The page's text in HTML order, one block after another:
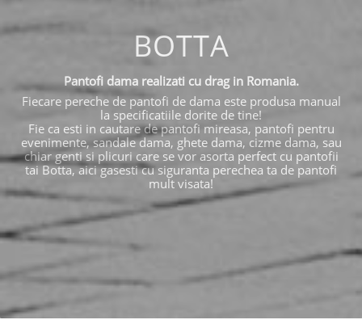
BOTTA
Pantofi dama realizati cu drag in Romania.
Fiecare pereche de pantofi de dama este produsa manual
la specificatiile dorite de tine!
Fie ca esti in cautare de pantofi mireasa, pantofi pentru
evenimente, sandale dama, ghete dama, cizme dama, sau
chiar genti si plicuri care se vor asorta perfect cu pantofii
tai Botta, aici gasesti cu siguranta perechea ta de pantofi
mult visata!